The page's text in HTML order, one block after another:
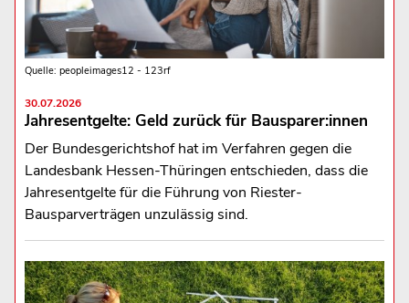
Quelle: peopleimages12 - 123rf
30.07.2026
Jahresentgelte: Geld zurück für Bausparer:innen
Der Bundesgerichtshof hat im Verfahren gegen die
Landesbank Hessen-Thüringen entschieden, dass die
Jahresentgelte für die Führung von Riester-
Bausparverträgen unzulässig sind.